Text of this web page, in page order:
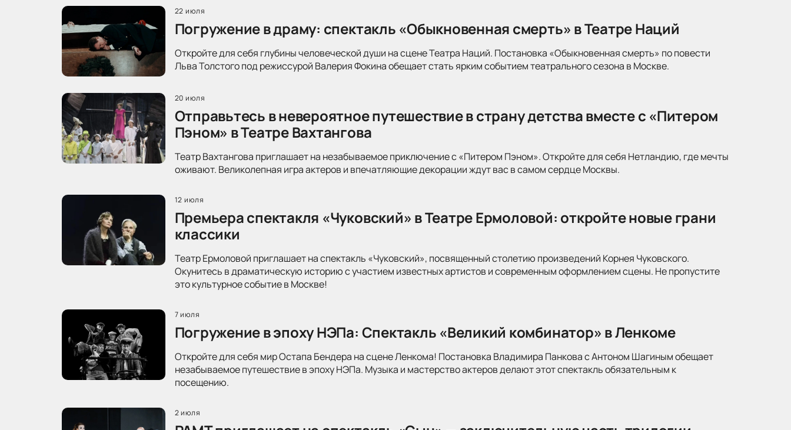
22 июля
Погружение в драму: спектакль «Обыкновенная смерть» в Театре Наций
Откройте для себя глубины человеческой души на сцене Театра Наций. Постановка «Обыкновенная смерть» по повести
Льва Толстого под режиссурой Валерия Фокина обещает стать ярким событием театрального сезона в Москве.
20 июля
Отправьтесь в невероятное путешествие в страну детства вместе с «Питером
Пэном» в Театре Вахтангова
Театр Вахтангова приглашает на незабываемое приключение с «Питером Пэном». Откройте для себя Нетландию, где мечты
оживают. Великолепная игра актеров и впечатляющие декорации ждут вас в самом сердце Москвы.
12 июля
Премьера спектакля «Чуковский» в Театре Ермоловой: откройте новые грани
классики
Театр Ермоловой приглашает на спектакль «Чуковский», посвященный столетию произведений Корнея Чуковского.
Окунитесь в драматическую историю с участием известных артистов и современным оформлением сцены. Не пропустите
это культурное событие в Москве!
7 июля
Погружение в эпоху НЭПа: Спектакль «Великий комбинатор» в Ленкоме
Откройте для себя мир Остапа Бендера на сцене Ленкома! Постановка Владимира Панкова с Антоном Шагиным обещает
незабываемое путешествие в эпоху НЭПа. Музыка и мастерство актеров делают этот спектакль обязательным к
посещению.
2 июля